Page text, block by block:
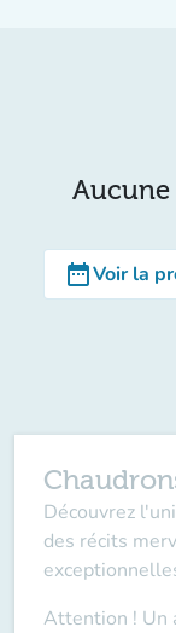
Aucune
date_rangeVoir la
Découvrez
des récits
Attention ! Un